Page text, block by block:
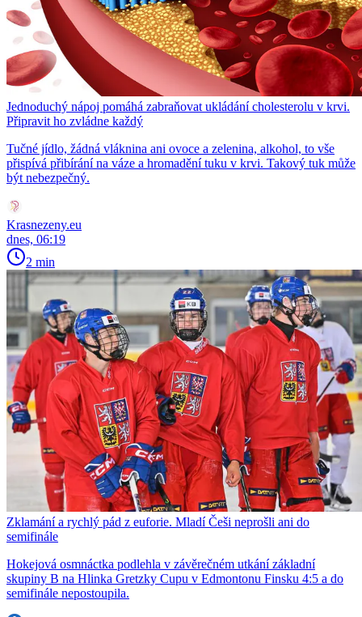
Jednoduchý nápoj pomáhá zabraňovat ukládání cholesterolu v krvi.
Připravit ho zvládne každý
Tučné jídlo, žádná vláknina ani ovoce a zelenina, alkohol, to vše
přispívá přibírání na váze a hromadění tuku v krvi. Takový tuk může
být nebezpečný.
Krasnezeny.eu
dnes, 06:19
2 min
Zklamání a rychlý pád z euforie. Mladí Češi neprošli ani do
semifinále
Hokejová osmnáctka podlehla v závěrečném utkání základní
skupiny B na Hlinka Gretzky Cupu v Edmontonu Finsku 4:5 a do
semifinále nepostoupila.